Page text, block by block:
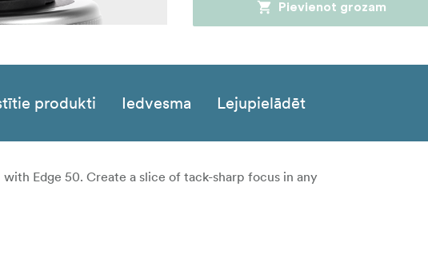
Pievienot grozam
produkti Iedvesma Lejupielādēt
Edge 50. Create a slice of tack-sharp focus in any